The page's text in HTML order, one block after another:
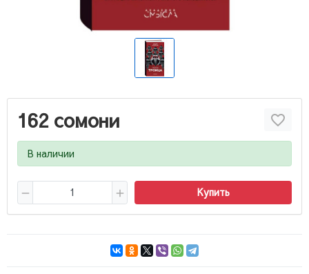
162 сомони
В наличии
Купить